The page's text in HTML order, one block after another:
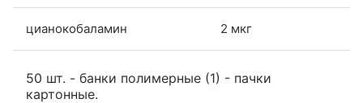
цианокобаламин 2 мкг
50 шт. - банки полимерные (1) - пачки
картонные.